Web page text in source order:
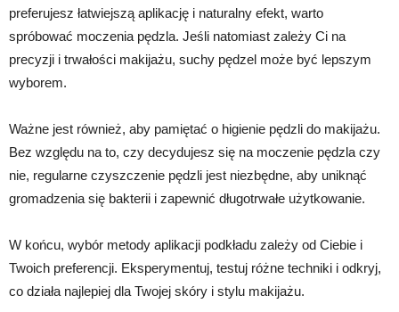
preferujesz łatwiejszą aplikację i naturalny efekt, warto
spróbować moczenia pędzla. Jeśli natomiast zależy Ci na
precyzji i trwałości makijażu, suchy pędzel może być lepszym
wyborem.
Ważne jest również, aby pamiętać o higienie pędzli do makijażu.
Bez względu na to, czy decydujesz się na moczenie pędzla czy
nie, regularne czyszczenie pędzli jest niezbędne, aby uniknąć
gromadzenia się bakterii i zapewnić długotrwałe użytkowanie.
W końcu, wybór metody aplikacji podkładu zależy od Ciebie i
Twoich preferencji. Eksperymentuj, testuj różne techniki i odkryj,
co działa najlepiej dla Twojej skóry i stylu makijażu.